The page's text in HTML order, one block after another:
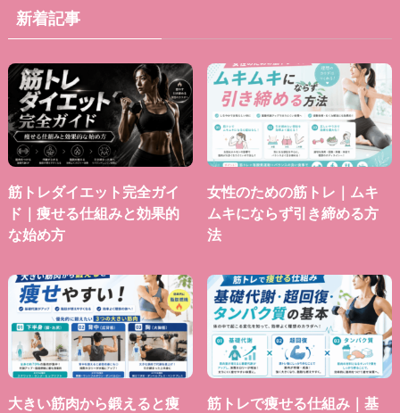
新着記事
筋トレダイエット完全ガイ
ド｜痩せる仕組みと効果的
な始め方
女性のための筋トレ｜ムキ
ムキにならず引き締める方
法
大きい筋肉から鍛えると痩
筋トレで痩せる仕組み｜基